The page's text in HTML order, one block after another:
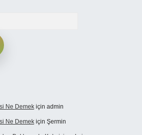
Ne Demekiçin admin
Ne Demekiçin Şermin